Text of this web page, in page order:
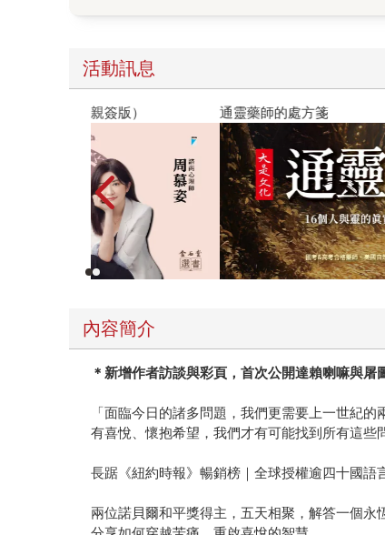
2022年底更獲選為YES24書店讀者心中的「
思考人生，想要放在床頭，感覺焦慮時就隨手
這句話所激起的共鳴。讀完書的同事們，開
刻體會到，本來或許會有些緊張、摩擦的溝
恩．納提科．林德布勞在經歷17年的森林僧
淬鍊出的智慧。話語很輕，說出來，或打成文
活動訊息
閱讀漫遊錄-2026上半年暢銷榜
內容簡介
＊新增作者訪談與彩頁，首次公開達賴喇嘛與屠
「面臨今日的諸多問題，我們更需要上一世紀
有喜悅、懷抱希望，我們才有可能找到所有這
長踞《紐約時報》暢銷榜｜全球授權逾四十國語
兩位諾貝爾和平獎得主，五天相聚，解答一個永